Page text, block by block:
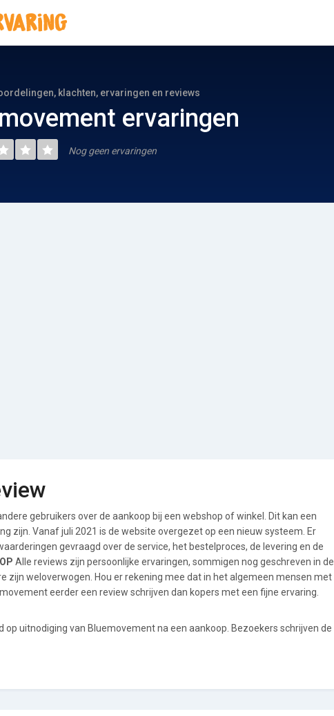
klachten, ervaringen en reviews
ervaringen
Nog geen ervaringen
gebruikers over de aankoop bij een webshop of winkel. Dit kan een
zijn. Vanaf juli 2021 is de website overgezet op een nieuw systeem. Er
gevraagd over de service, het bestelproces, de levering en de
Alle reviews zijn persoonlijke ervaringen, sommigen nog geschreven in de
zijn weloverwogen. Hou er rekening mee dat in het algemeen mensen met
eerder een review schrijven dan kopers met een fijne ervaring.
op uitnodiging van Bluemovement na een aankoop. Bezoekers schrijven de